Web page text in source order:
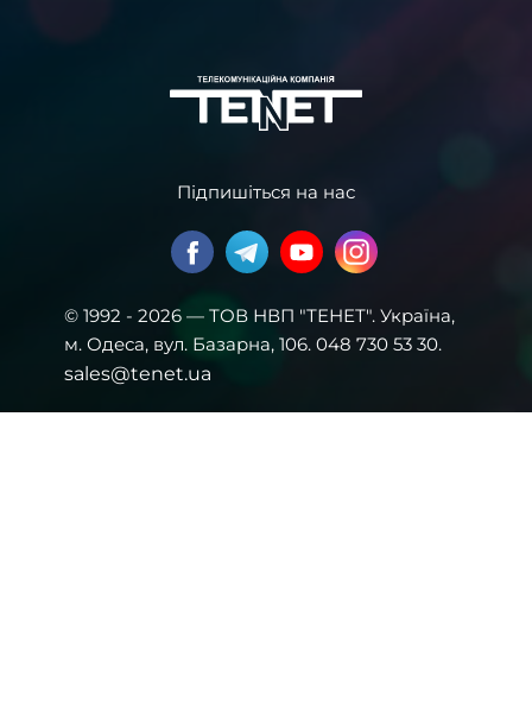
Підпишіться на нас
© 1992 - 2026 — ТОВ НВП "ТЕНЕТ". Українa,
м. Одеса, вул. Базарна, 106. 048 730 53 30.
sales@tenet.ua